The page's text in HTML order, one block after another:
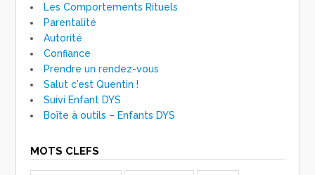
Les Comportements Rituels
Parentalité
Autorité
Confiance
Prendre un rendez-vous
Salut c'est Quentin !
Suivi Enfant DYS
Boîte à outils – Enfants DYS
MOTS CLEFS